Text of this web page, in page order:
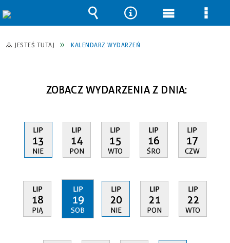
JESTEŚ TUTAJ KALENDARZ WYDARZEŃ
ZOBACZ WYDARZENIA Z DNIA:
LIP
13
NIE
LIP
14
PON
LIP
15
WTO
LIP
16
ŚRO
LIP
17
CZW
LIP
18
PIĄ
LIP
19
SOB
LIP
20
NIE
LIP
21
PON
LIP
22
WTO
Wyszukiwarka
Narzędzia
Menu Menu